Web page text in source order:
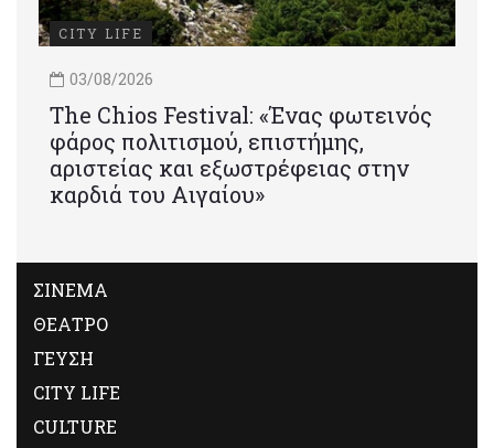
CITY LIFE
03/08/2026
Τhe Chios Festival: «Ένας φωτεινός
φάρος πολιτισμού, επιστήμης,
αριστείας και εξωστρέφειας στην
καρδιά του Αιγαίου»
ΣΙΝΕΜΑ
ΘΕΑΤΡΟ
ΓΕΥΣΗ
CITY LIFE
CULTURE